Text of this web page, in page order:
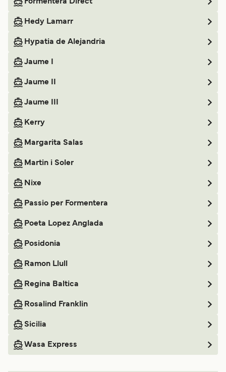
Formentera Direct
Hedy Lamarr
Hypatia de Alejandria
Jaume I
Jaume II
Jaume III
Kerry
Margarita Salas
Martin i Soler
Nixe
Passio per Formentera
Poeta Lopez Anglada
Posidonia
Ramon Llull
Regina Baltica
Rosalind Franklin
Sicilia
Wasa Express